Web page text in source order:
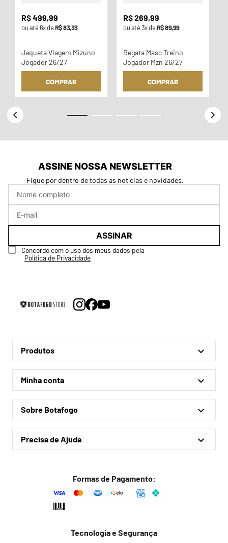
R$499,99
ou até6x deR$83,33
Jaqueta Viagem Mizuno
Jogador 26/27
COMPRAR
R$269,99
ou até3x deR$89,99
Regata Masc Treino
Jogador Mzn 26/27
COMPRAR
ASSINE NOSSA NEWSLETTER
Fique por dentro de todas as notícias e novidades.
ASSINAR
Concordo com o uso dos meus dados pela
Política de Privacidade
Produtos
Linha Oficial
Treino e Viagem
Coleções
Minha conta
Minha conta
Meus pedidos
Sobre Botafogo
Quem somos
Lojas físicas
Precisa de Ajuda
Trocas e devoluções
Formas de Pagamento:
Tecnologia e Segurança